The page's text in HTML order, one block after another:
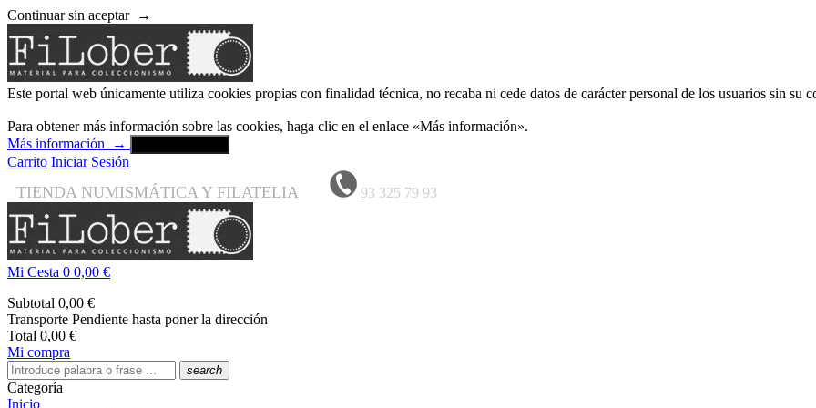
Continuar sin aceptar →
Este portal web únicamente utiliza cookies propias con finalidad técnica, no recaba ni cede datos de carácter personal de los usuarios sin su
Para obtener más información sobre las cookies, haga clic en el enlace «Más información».
Más información
→
Carrito Iniciar Sesión
TIENDA NUMISMÁTICA Y FILATELIA 93 325 79 93
Mi Cesta 0 0,00 €
Subtotal 0,00 €
Transporte Pendiente hasta poner la dirección
Total 0,00 €
Mi compra
search
Categoría
Inicio